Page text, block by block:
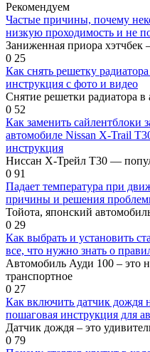
Рекомендуем
Частые причины, почему
низкую проходимость и не
Заниженная приора
0 25
Как снять решетку
инструкция с фото и видео
Снятие решетки радиатора
0 52
Как заменить сайлентблоки
автомобиле Nissan X-Trail
инструкция
Ниссан Х-Трейл Т30 —
0 91
Падает температура при
причины и решения
Тойота, японский
0 29
Как выбрать и установить
все, что нужно знать о
Автомобиль Ауди 100 – это
транспортное
0 27
Как включить датчик
пошаговая инструкция для
Датчик дождя – это
0 79